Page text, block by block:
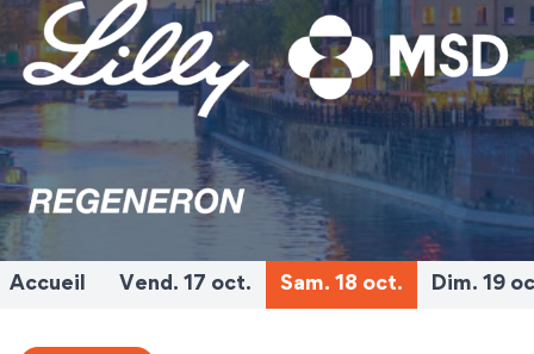
Accueil Vend. 17 oct. Sam. 18 oct. Dim. 19